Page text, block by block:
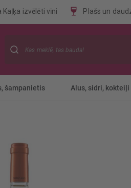
izvēlēti vīni Plašs un
šampanietis Alus, sidri, kokteiļi